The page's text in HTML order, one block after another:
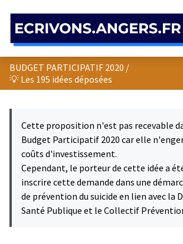
BUDGET PARTICIPATIF 2020 /
💡 Les 195 idées déposées
Cette proposition n'est pas recevable
Budget Participatif 2020 car elle
coûts d'investissement.
Cependant, le porteur de cette idée a
inscrire cette demande dans une
de prévention du suicide en lien avec la
Santé Publique et le Collectif